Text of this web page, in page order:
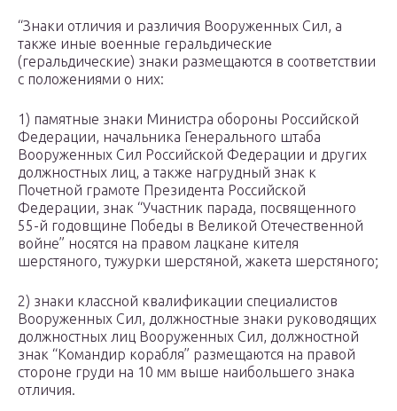
“Знаки отличия и различия Вооруженных Сил, а
также иные военные геральдические
(геральдические) знаки размещаются в соответствии
с положениями о них:
1) памятные знаки Министра обороны Российской
Федерации, начальника Генерального штаба
Вооруженных Сил Российской Федерации и других
должностных лиц, а также нагрудный знак к
Почетной грамоте Президента Российской
Федерации, знак “Участник парада, посвященного
55-й годовщине Победы в Великой Отечественной
войне” носятся на правом лацкане кителя
шерстяного, тужурки шерстяной, жакета шерстяного;
2) знаки классной квалификации специалистов
Вооруженных Сил, должностные знаки руководящих
должностных лиц Вооруженных Сил, должностной
знак “Командир корабля” размещаются на правой
стороне груди на 10 мм выше наибольшего знака
отличия.